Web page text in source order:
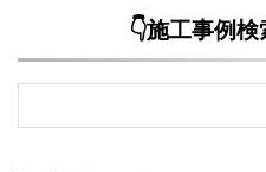
👇施工事例